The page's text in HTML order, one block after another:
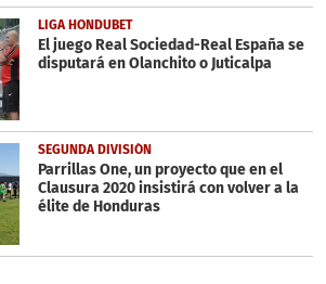
LIGA HONDUBET
El juego Real Sociedad-Real España se
disputará en Olanchito o Juticalpa
SEGUNDA DIVISIÓN
Parrillas One, un proyecto que en el
Clausura 2020 insistirá con volver a la
élite de Honduras